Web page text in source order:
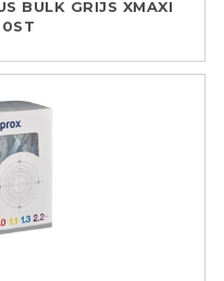
BULK GRIJS XMAXI